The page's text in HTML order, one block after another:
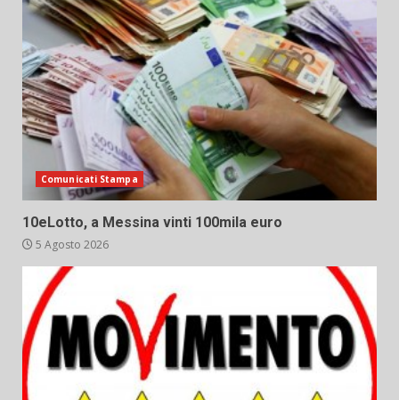
Comunicati Stampa
10eLotto, a Messina vinti 100mila euro
5 Agosto 2026